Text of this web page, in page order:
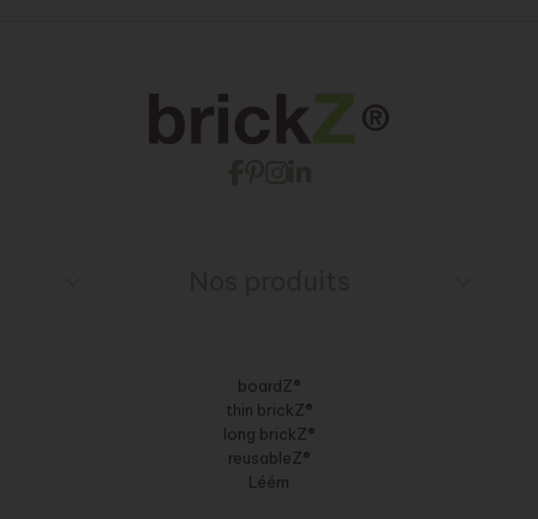
boardZ®
thin brickZ®
long brickZ®
reusableZ®
Léém